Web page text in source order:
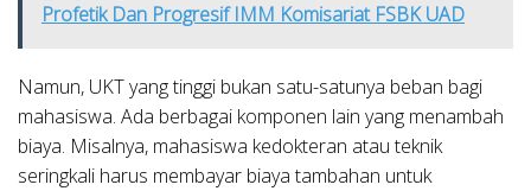
Profetik Dan Progresif IMM Komisariat FSBK UAD
Namun, UKT yang tinggi bukan satu-satunya beban bagi
mahasiswa. Ada berbagai komponen lain yang menambah
biaya. Misalnya, mahasiswa kedokteran atau teknik
seringkali harus membayar biaya tambahan untuk